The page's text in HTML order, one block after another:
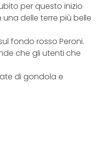
per questo inizio
delle terre più belle
fondo rosso Peroni.
che gli utenti che
di gondola e